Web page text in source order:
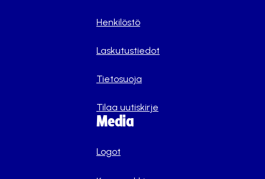
Henkilöstö
Laskutustiedot
Tietosuoja
Tilaa uutiskirje
Media
Logot